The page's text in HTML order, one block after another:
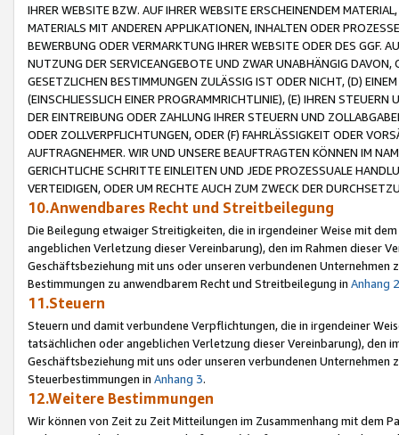
IHRER WEBSITE BZW. AUF IHRER WEBSITE ERSCHEINENDEM
MATERIALS MIT ANDEREN APPLIKATIONEN, INHALTEN ODER
BEWERBUNG ODER VERMARKTUNG IHRER WEBSITE ODER DES GGF.
NUTZUNG DER SERVICEANGEBOTE UND ZWAR UNABHÄNGIG
GESETZLICHEN BESTIMMUNGEN ZULÄSSIG IST ODER NICHT, (D)
(EINSCHLIESSLICH EINER PROGRAMMRICHTLINIE), (E) IHREN
DER EINTREIBUNG ODER ZAHLUNG IHRER STEUERN UND
ODER ZOLLVERPFLICHTUNGEN, ODER (F) FAHRLÄSSIGKEIT ODER
AUFTRAGNEHMER. WIR UND UNSERE BEAUFTRAGTEN KÖNNEN IM
GERICHTLICHE SCHRITTE EINLEITEN UND JEDE PROZESSUALE
VERTEIDIGEN, ODER UM RECHTE AUCH ZUM ZWECK DER
10.Anwendbares Recht und Streitbeilegung
Die Beilegung etwaiger Streitigkeiten, die in irgendeiner Weise mit
angeblichen Verletzung dieser Vereinbarung), den im Rahmen dieser
Geschäftsbeziehung mit uns oder unseren verbundenen
Bestimmungen zu anwendbarem Recht und Streitbeilegung in Anhang 2
11.Steuern
Steuern und damit verbundene Verpflichtungen, die in irgendeiner
tatsächlichen oder angeblichen Verletzung dieser Vereinbarung), den
Geschäftsbeziehung mit uns oder unseren verbundenen
Steuerbestimmungen in Anhang 3.
12.Weitere Bestimmungen
Wir können von Zeit zu Zeit Mitteilungen im Zusammenhang mit dem